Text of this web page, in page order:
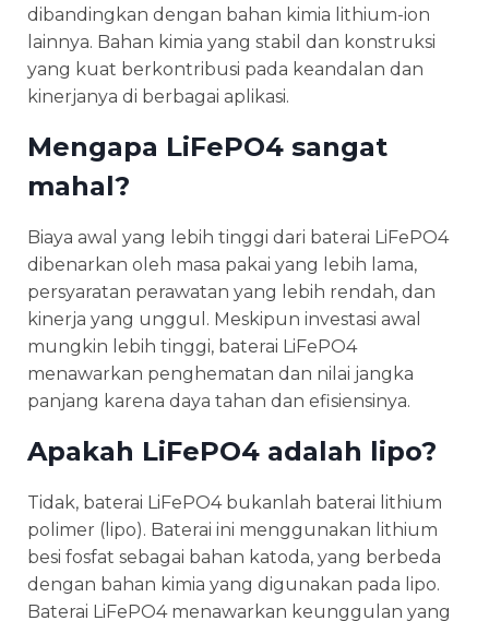
dibandingkan dengan bahan kimia lithium-ion
lainnya. Bahan kimia yang stabil dan konstruksi
yang kuat berkontribusi pada keandalan dan
kinerjanya di berbagai aplikasi.
Mengapa LiFePO4 sangat
mahal?
Biaya awal yang lebih tinggi dari baterai LiFePO4
dibenarkan oleh masa pakai yang lebih lama,
persyaratan perawatan yang lebih rendah, dan
kinerja yang unggul. Meskipun investasi awal
mungkin lebih tinggi, baterai LiFePO4
menawarkan penghematan dan nilai jangka
panjang karena daya tahan dan efisiensinya.
Apakah LiFePO4 adalah lipo?
Tidak, baterai LiFePO4 bukanlah baterai lithium
polimer (lipo). Baterai ini menggunakan lithium
besi fosfat sebagai bahan katoda, yang berbeda
dengan bahan kimia yang digunakan pada lipo.
Baterai LiFePO4 menawarkan keunggulan yang